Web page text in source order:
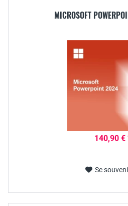
MICROSOFT
140,90 €
Se